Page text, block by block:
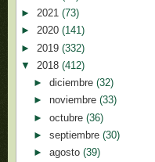
► 2021 (73)
► 2020 (141)
► 2019 (332)
▼ 2018 (412)
► diciembre (32)
► noviembre (33)
► octubre (36)
► septiembre (30)
► agosto (39)